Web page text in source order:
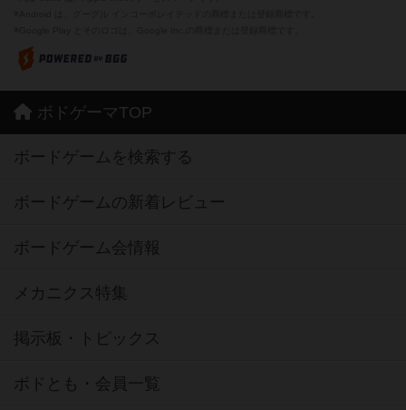
ボドゲーマTOP
ボードゲームを検索する
ボードゲームの新着レビュー
ボードゲーム会情報
メカニクス特集
掲示板・トピックス
ボドとも・会員一覧